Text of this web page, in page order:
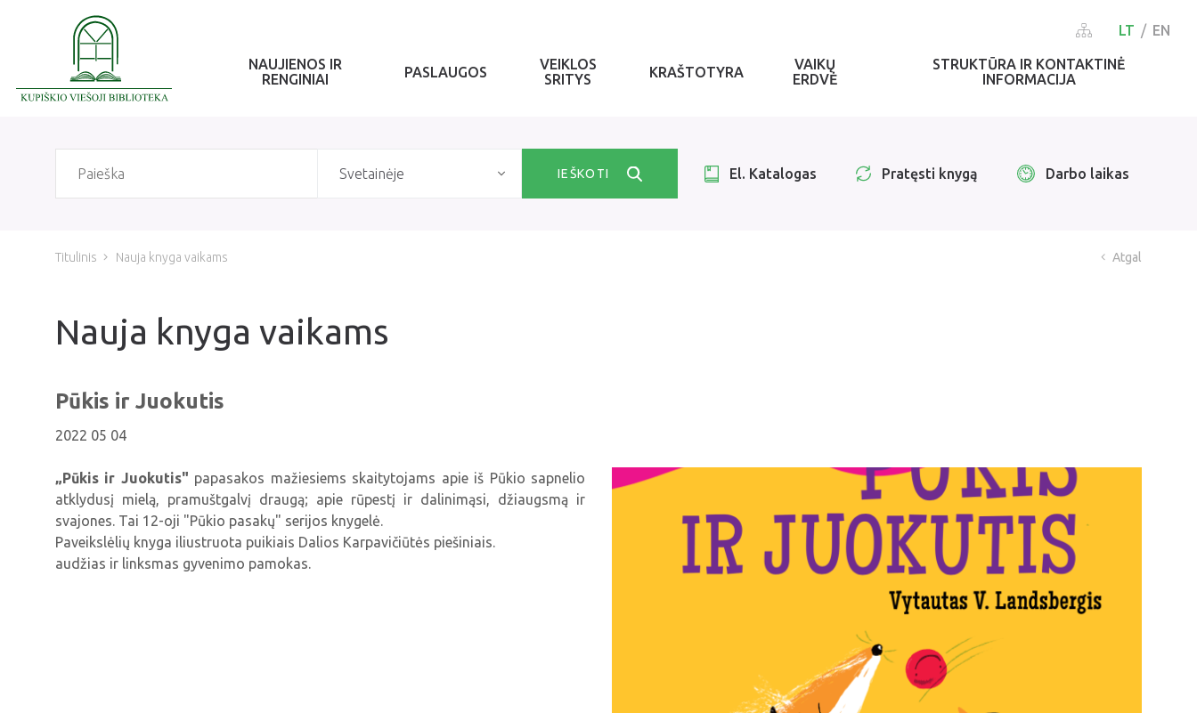
LT EN
NAUJIENOS IR
RENGINIAI
PASLAUGOS
VEIKLOS
SRITYS
KRAŠTOTYRA
VAIKŲ
ERDVĖ
STRUKTŪRA IR KONTAKTINĖ
INFORMACIJA
Svetainėje IEŠKOTI El. Katalogas Pratęsti knygą Darbo laikas
Titulinis Nauja knyga vaikams Atgal
Nauja knyga vaikams
Pūkis ir Juokutis
2022 05 04
„Pūkis ir Juokutis" papasakos mažiesiems skaitytojams apie iš Pūkio sapnelio
atklydusį mielą, pramuštgalvį draugą; apie rūpestį ir dalinimąsi, džiaugsmą ir
svajones. Tai 12-oji "Pūkio pasakų" serijos knygelė.
Paveikslėlių knyga iliustruota puikiais Dalios Karpavičiūtės piešiniais.
audžias ir linksmas gyvenimo pamokas.